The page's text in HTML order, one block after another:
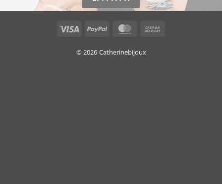
Visa PayPal MasterCard
© 2026 Catherinebijoux